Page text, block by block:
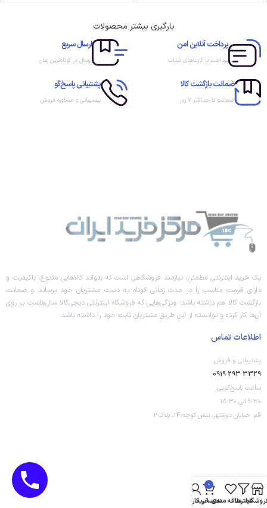
بارگیری بیشتر محصولات
پرداخت آنلاین امن
پرداخت با کارت‌های شتاب
ارسال سریع
ارسال در کوتاه‌ترین زمان
ضمانت بازگشت کالا
ضمانت تا حداکثر ۷ روز
پشتیبانی پاسخ‌گو
پشتیبانی و مشاوره فروش
یکخریداینترنتی مطمئن، نیازمند فروشگاهی است که بتواند کالاهایی متنوع، باکیفیت و
دارای قیمت مناسب را در مدت زمانی کوتاه به دست مشتریان خود برساند و ضمانت
بازگشت کالا هم داشته باشد؛ ویژگی‌هایی که فروشگاه اینترنتی دیجی‌کالا سال‌هاست بر روی
آن‌ها کار کرده و توانسته از این طریق مشتریان ثابت خود را داشته باشد.
اطلاعات تماس
پشتیبانی و فروش
3329 293 0919
ساعت پاسخ‌گویی
۹:۳۰ الی ۱۸:۳۰
قم، خیابان دورشهر، نبش کوچه 14، پلاک 2
فیلترهاعلاقه مندی
0
سبد خرید
حساب کاربری من